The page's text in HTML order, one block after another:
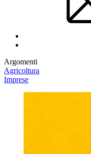
Argomenti
Agricoltura
Imprese